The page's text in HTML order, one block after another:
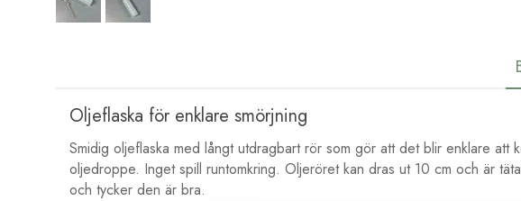
Oljeflaska för enklare smörjning
Smidig oljeflaska med långt utdragbart rör som gör att det blir enklare att
oljedroppe. Inget spill runtomkring. Oljeröret kan dras ut 10 cm och är
och tycker den är bra.